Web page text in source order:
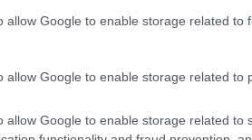
allow Google to enable storage related to
allow Google to enable storage related to
allow Google to enable storage related to
népszerű Samsung
9 frissítésből – itt a